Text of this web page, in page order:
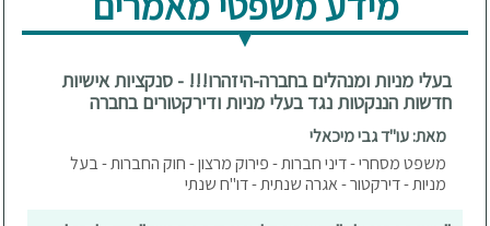
בעלי מניות ומנהלים בחברה-היזהרו!!! - סנקציות אישיות
חדשות הננקטות נגד בעלי מניות ודירקטורים בחברה
מאת: עו"ד גבי מיכאלי
משפט מסחרי - דיני חברות - פירוק מרצון - חוק החברות - בעל
מניות - דירקטור - אגרה שנתית - דו"ח שנתי